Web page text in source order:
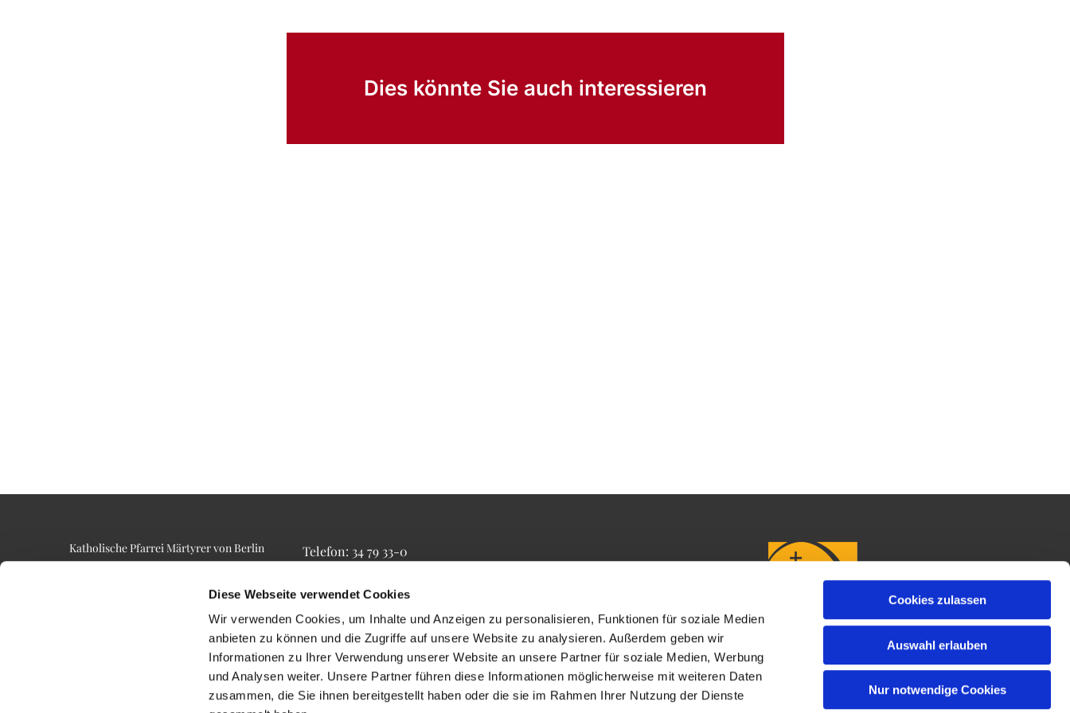
Diese Webseite verwendet Cookies
Wir verwenden Cookies, um Inhalte und Anzeigen zu personalisieren, Funktionen für soziale Medien
anbieten zu können und die Zugriffe auf unsere Website zu analysieren. Außerdem geben wir
Informationen zu Ihrer Verwendung unserer Website an unsere Partner für soziale Medien, Werbung
und Analysen weiter. Unsere Partner führen diese Informationen möglicherweise mit weiteren Daten
zusammen, die Sie ihnen bereitgestellt haben oder die sie im Rahmen Ihrer Nutzung der Dienste
Cookies zulassen
Auswahl erlauben
Nur notwendige Cookies
Dies könnte Sie auch interessieren
Katholische Pfarrei Märtyrer von Berlin
Alt-Lietzow 23
Telefon: 34 79 33-0
Email: pfarrbuero@maertyrer-von-berlin.de
Impressum ChurchDesk-Login